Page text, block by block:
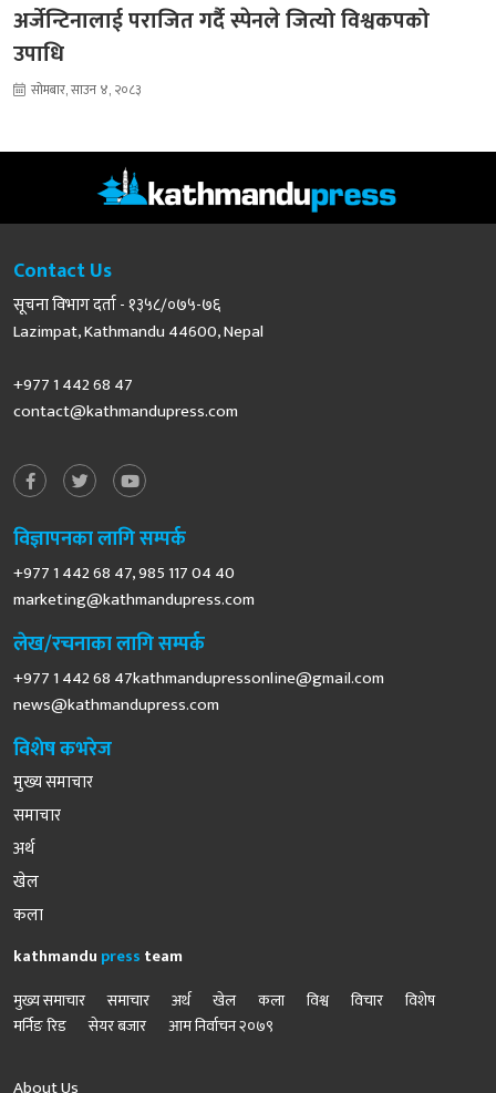
अर्जेन्टिनालाई पराजित गर्दै स्पेनले जित्यो विश्वकपको
उपाधि
सोमबार, साउन ४, २०८३
Contact Us
सूचना विभाग दर्ता - १३५८/०७५-७६
Lazimpat, Kathmandu 44600, Nepal
+977 1 442 68 47
contact@kathmandupress.com
विज्ञापनका लागि सम्पर्क
+977 1 442 68 47, 985 117 04 40
marketing@kathmandupress.com
लेख/रचनाका लागि सम्पर्क
+977 1 442 68 47kathmandupressonline@gmail.com
news@kathmandupress.com
विशेष कभरेज
मुख्य समाचार
समाचार
अर्थ
खेल
कला
kathmandu press team
मुख्य समाचार
समाचार अर्थ खेल कला विश्व विचार
विशेष
मर्निङ रिड
सेयर बजार आम निर्वाचन २०७९